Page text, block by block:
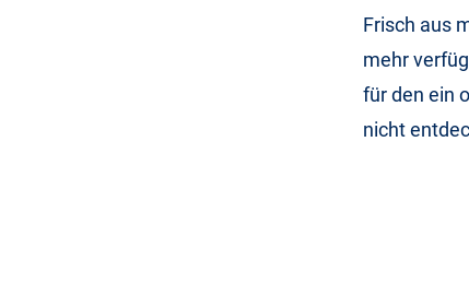
Frisch aus
mehr
für den ein
nicht